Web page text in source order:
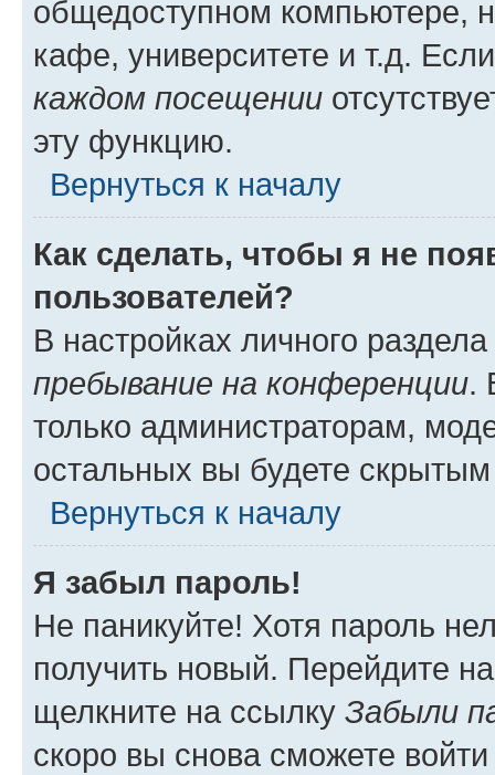
общедоступном компьютере,
кафе, университете и т.д.
каждом посещении
эту функцию.
Вернуться к началу
Как сделать, чтобы я не
пользователей?
В настройках личного
пребывание на конференции.
только администраторам,
остальных вы будете
Вернуться к началу
Я забыл пароль!
Не паникуйте! Хотя пароль
получить новый. Перейдите
щелкните на ссылку Забыли
скоро вы снова сможете